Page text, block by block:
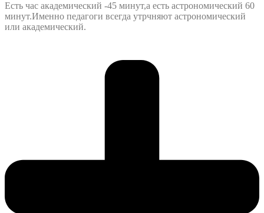
Есть час академический -45 минут,а есть астрономический 60
минут.Именно педагоги всегда утрчняют астрономический
или академический.